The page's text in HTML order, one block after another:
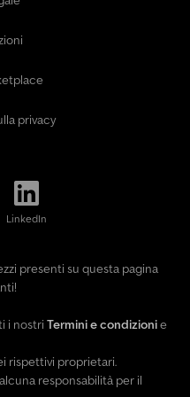
serve esclusivamente per
l’impegno e la cura,
omissioni, modifiche e
privacy
LinkedIn
presenti su questa pagina
i nostri Termini e condizionie
rispettivi proprietari.
responsabilità per il